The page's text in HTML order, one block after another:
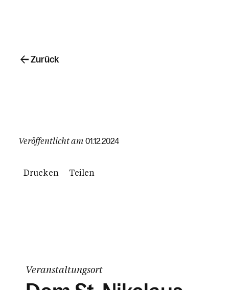
Veröffentlicht am 01.12.2024
Drucken Teilen
Zurück
Veranstaltungsort